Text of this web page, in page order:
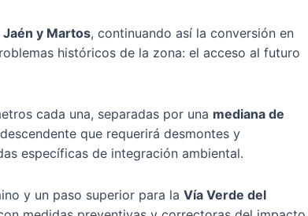
y Martos, continuando así la conversión en
históricos de la zona: el acceso al futuro
cada una, separadas por una mediana de
que requerirá desmontes y
específicas de integración ambiental.
y un paso superior para la Vía Verde del